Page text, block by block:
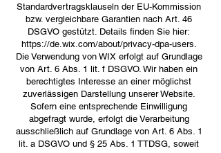
Standardvertragsklauseln der EU-Kommission
bzw. vergleichbare Garantien nach Art. 46
DSGVO gestützt. Details finden Sie hier:
https://de.wix.com/about/privacy-dpa-users.
Die Verwendung von WIX erfolgt auf Grundlage
von Art. 6 Abs. 1 lit. f DSGVO. Wir haben ein
berechtigtes Interesse an einer möglichst
zuverlässigen Darstellung unserer Website.
Sofern eine entsprechende Einwilligung
abgefragt wurde, erfolgt die Verarbeitung
ausschließlich auf Grundlage von Art. 6 Abs. 1
lit. a DSGVO und § 25 Abs. 1 TTDSG, soweit